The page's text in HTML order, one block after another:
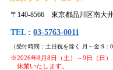
〒140-8566 東京都品川区南大
TEL : 03-5763-0011
（受付時間：土日祝を除く 月～金 9：
※2026年8月8日（土）～9日（日
休業いたします。